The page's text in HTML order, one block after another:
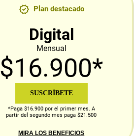
Plan destacado
Digital
Mensual
$16.900*
SUSCRÍBETE
*Paga $16.900 por el primer mes. A
partir del segundo mes paga $21.500
MIRA LOS BENEFICIOS